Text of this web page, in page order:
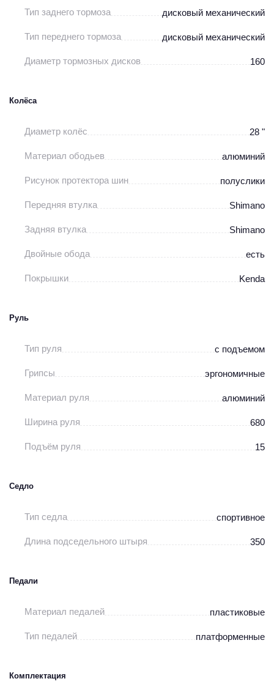
Тип заднего тормоза дисковый механический
Тип переднего тормоза дисковый механический
Диаметр тормозных дисков 160
Колёса
Диаметр колёс 28 "
Материал ободьев алюминий
Рисунок протектора шин полуслики
Передняя втулка Shimano
Задняя втулка Shimano
Двойные обода есть
Покрышки Kenda
Руль
Тип руля с подъемом
Грипсы эргономичные
Материал руля алюминий
Ширина руля 680
Подъём руля 15
Седло
Тип седла спортивное
Длина подседельного штыря 350
Педали
Материал педалей пластиковые
Тип педалей платформенные
Комплектация